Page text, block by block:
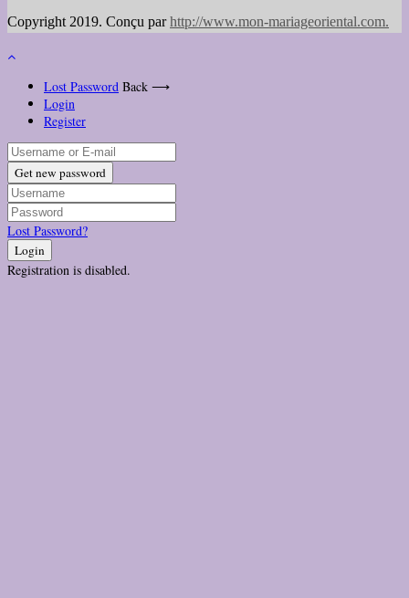
Copyright 2019. Conçu parhttp://www.mon-mariageoriental.com.
Lost Password Back ⟶
Login
Register
Get new password
Lost Password?
Login
Registration is disabled.